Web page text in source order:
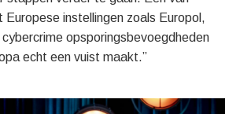
Europese instellingen zoals Europol,
opsporingsbevoegdheden
echt een vuist maakt.”